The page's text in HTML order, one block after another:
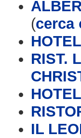
(cerca
RIST.
IL